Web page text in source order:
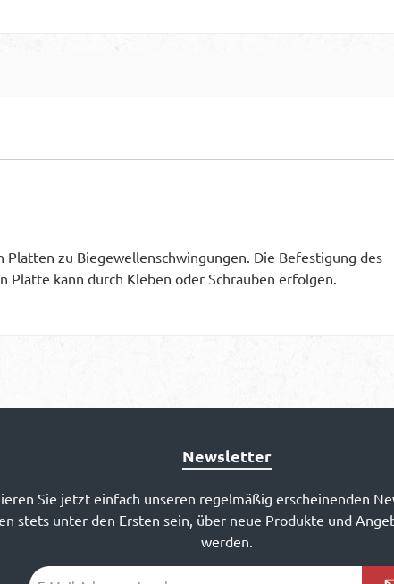
zu Biegewellenschwingungen. Die Befestigung des
kann durch Kleben oder Schrauben erfolgen.
Newsletter
Sie jetzt einfach unseren regelmäßig erscheinenden
stets unter den Ersten sein, über neue Produkte und
werden.
E-